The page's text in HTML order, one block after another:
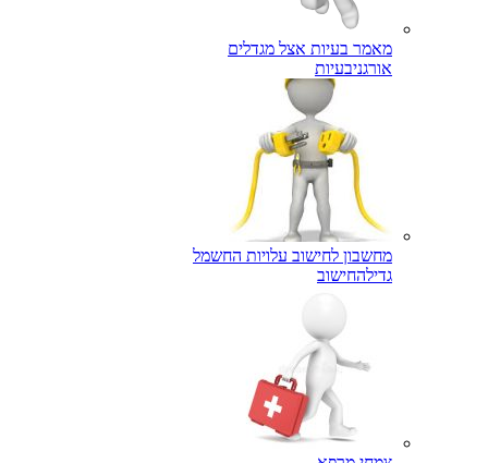
מאמר בעיות אצל מגדלים
מחשבון לחישוב עלויות החשמל